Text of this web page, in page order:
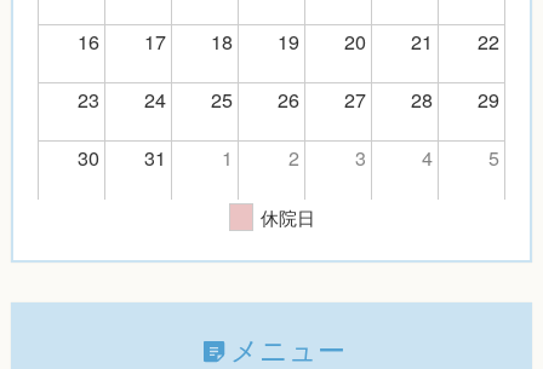
16
17 18 19 20 21
22
23
24 25 26 27 28
29
30
31 1 2 3 4 5
休院日
メニュー